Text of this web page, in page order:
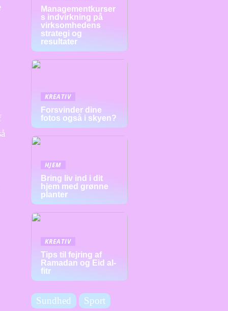
Managementkurser
s indvirkning på
virksomhedens
strategi og
resultater
KREATIV
Forsvinder dine
fotos også i skyen?
HJEM
Bring liv ind i dit
hjem med grønne
planter
KREATIV
Tips til fejring af
Ramadan og Eid al-
fitr
Sundhed
Sport